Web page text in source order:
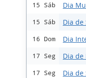
15 Sáb Dia
15 Sáb Dia de
16 Dom Dia
17 Seg Dia de
17 Seg Dia de